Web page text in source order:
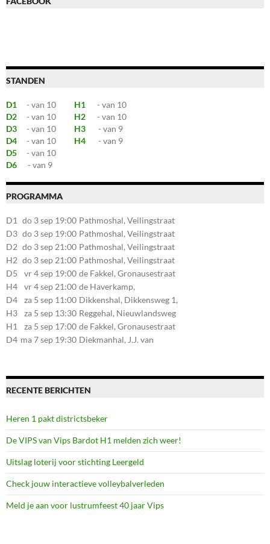
STANDEN
D1 - van 10 H1
- van 10
D2
- van 10 H2
- van 10
D3
- van 10 H3
- van 9
D4
- van 10 H4
- van 9
D5
- van 10
D6
- van 9
PROGRAMMA
D1 do 3 sep 19:00 Pathmoshal, Veilingstraat
20, 7545LZ Enschede
D3 do 3 sep 19:00 Pathmoshal, Veilingstraat
20, 7545LZ Enschede
D2 do 3 sep 21:00 Pathmoshal, Veilingstraat
20, 7545LZ Enschede
H2 do 3 sep 21:00 Pathmoshal, Veilingstraat
20, 7545LZ Enschede
D5 vr 4 sep 19:00 de Fakkel, Gronausestraat
107, 7581CE Losser
H4 vr 4 sep 21:00 de Haverkamp,
Stationsstraat 30, 7475AM
Markelo
D4 za 5 sep 11:00 Dikkenshal, Dikkensweg 1,
7641CC Wierden
H3 za 5 sep 13:30 Reggehal, Nieuwlandsweg
1, 7461VP Rijssen
H1 za 5 sep 17:00 de Fakkel, Gronausestraat
107, 7581CE Losser
D4 ma 7 sep 19:30 Diekmanhal, J.J. van
RECENTE BERICHTEN
Heren 1 pakt districtsbeker
De VIPS van Vips Bardot H1 melden zich weer!
Uitslag loterij voor stichting Leergeld
Check jouw interactieve volleybalverleden
Meld je aan voor lustrumfeest 40 jaar Vips